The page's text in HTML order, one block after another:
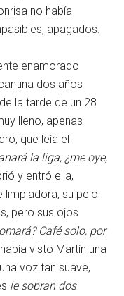
no había
apagados.
enamorado
dos años
la tarde de un 28
lleno, apenas
que leía el
la liga, ¿me oye,
y entró ella,
limpiadora, su pelo
pero sus ojos
Café solo, por
visto Martín una
voz tan suave,
le sobran dos